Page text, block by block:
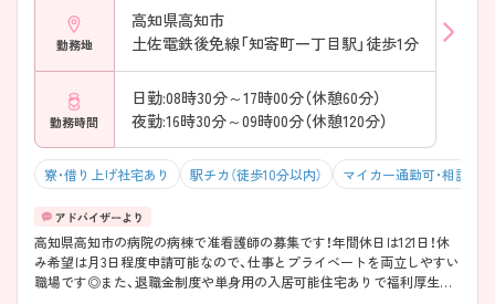
勤務地
高知県高知市
土佐電鉄後免線「知寄町一丁目駅」徒歩1分
勤務時間
日勤:08時30分～17時00分（休憩60分）
夜勤:16時30分～09時00分（休憩120分）
寮・借り上げ社宅あり 駅チカ（徒歩10分以内） マイカー通勤可・相談可
高知県高知市の病院の病棟で准看護師の募集です！年間休日は121日！休
み希望は月3日程度申請可能なので、仕事とプライベートを両立しやすい
職場です◎また、退職金制度や単身用の入居可能住宅ありで福利厚生も